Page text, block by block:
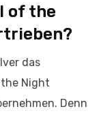
of the
das
Night
Denn